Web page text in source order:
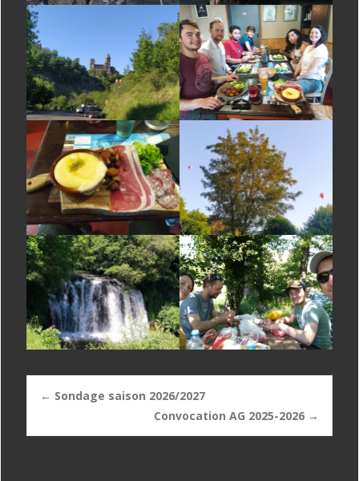
Post
← Sondage saison 2026/2027
Convocation AG 2025-2026 →